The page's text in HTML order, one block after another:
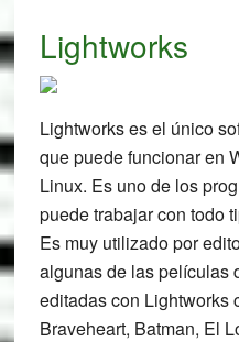
Lightworks
Lightworks es el único
que puede funcionar en
Linux. Es uno de los
puede trabajar con todo
Es muy utilizado por
algunas de las películas
editadas con Lightworks
Braveheart, Batman, El